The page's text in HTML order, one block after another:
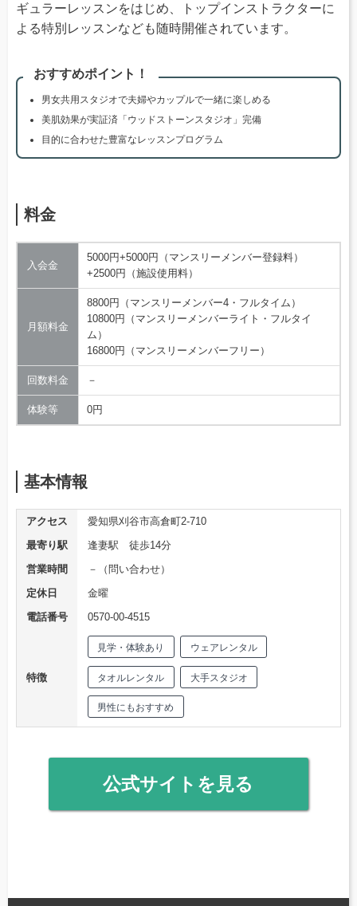
ギュラーレッスンをはじめ、トップインストラクターに
よる特別レッスンなども随時開催されています。
おすすめポイント！
男女共用スタジオで夫婦やカップルで一緒に楽しめる
美肌効果が実証済「ウッドストーンスタジオ」完備
目的に合わせた豊富なレッスンプログラム
料金
入会金
5000円+5000円（マンスリーメンバー登録料）
+2500円（施設使用料）
月額料金
8800円（マンスリーメンバー4・フルタイム）
10800円（マンスリーメンバーライト・フルタイ
ム）
16800円（マンスリーメンバーフリー）
回数料金 －
体験等 0円
基本情報
アクセス
愛知県刈谷市高倉町2-710
最寄り駅
逢妻駅 徒歩14分
営業時間
－（問い合わせ）
定休日
金曜
電話番号
0570-00-4515
特徴
見学・体験あり ウェアレンタル
タオルレンタル 大手スタジオ
男性にもおすすめ
公式サイトを見る